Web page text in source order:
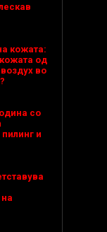
кожата:
од
во
со
и